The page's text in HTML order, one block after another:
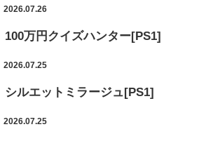
2026.07.26
100万円クイズハンター[PS1]
2026.07.25
シルエットミラージュ[PS1]
2026.07.25